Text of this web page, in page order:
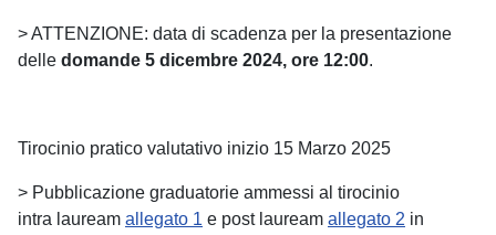
> ATTENZIONE: data di scadenza per la presentazione
delle domande 5 dicembre 2024, ore 12:00.
Tirocinio pratico valutativo inizio 15 Marzo 2025
> Pubblicazione graduatorie ammessi al tirocinio
intra lauream allegato 1 e post lauream allegato 2 in